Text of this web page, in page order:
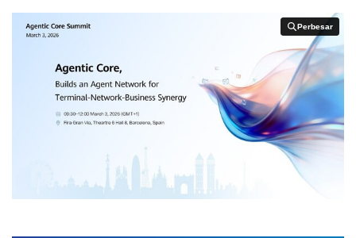
Perbesar
Perbesar